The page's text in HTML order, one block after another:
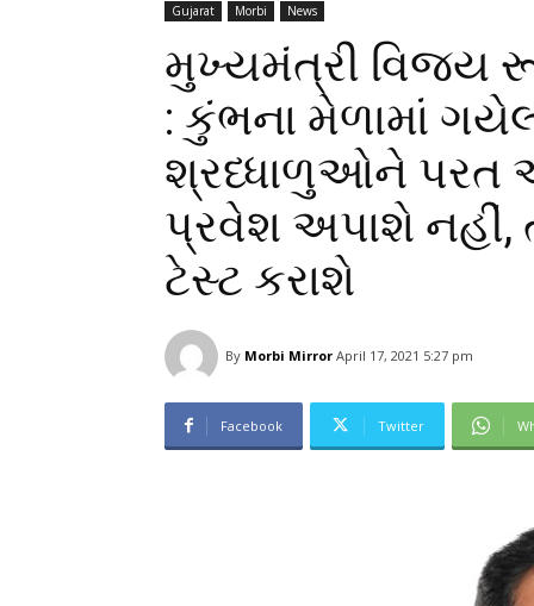
Gujarat Morbi News
મુખ્યમંત્રી વિજય
: કુંભના મેળામાં
શ્રધ્ધાળુઓને પરત
પ્રવેશ અપાશે નહીં,
ટેસ્ટ કરાશે
By Morbi Mirror April 17, 2021 5:27 pm
Facebook Twitter